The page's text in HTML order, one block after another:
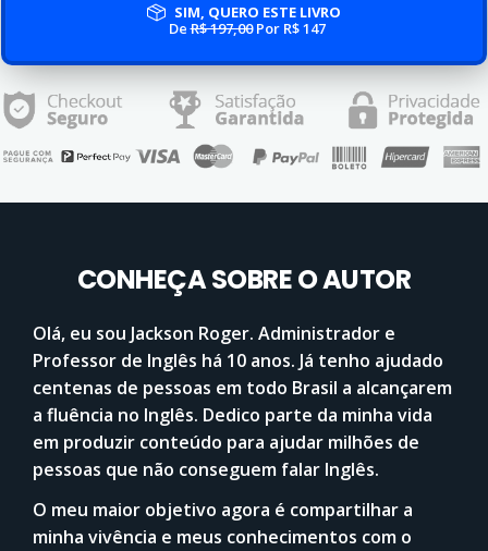
SIM, QUERO ESTE LIVRO
DeR$ 197,00Por R$ 147
CONHEÇA SOBRE O AUTOR
Olá, eu sou Jackson Roger. Administrador e
Professor de Inglês há 10 anos. Já tenho ajudado
centenas de pessoas em todo Brasil a alcançarem
a fluência no Inglês. Dedico parte da minha vida
em produzir conteúdo para ajudar milhões de
pessoas que não conseguem falar Inglês.
O meu maior objetivo agora é compartilhar a
minha vivência e meus conhecimentos com o